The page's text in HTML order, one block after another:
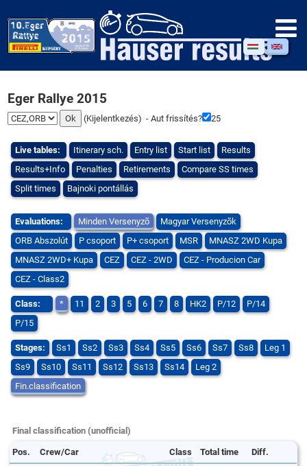
Eger Rallye 2015
(Kijelentkezés) - Aut frissítés? 25
Live tables: Itinerary sch. Entry list Start list
Results
Results+Info
Penalties Retirements
Compare SS times
Split times
Bajnoki pontállás
Evaluations: Minden Versenyzõ
Magyar Versenyzõk
ORB Abszolút
P csoport P+ csoport MSR
MNASZ 2WD Kupa
MNASZ 2WD+ Kupa
CEZ CEZ - 2WD
CEZ - Producion Car
CEZ - Class2
Class: * 11 2 3 5 6 7 8 HK2 P/12
P/14
P/15
Stages: Ss1 Ss2 Ss3 Ss4 Ss5 Ss6 Ss7 Ss8
Leg 1
Ss9
Ss10 Ss11 Ss12 Ss13 Ss14
Leg 2
Fin.classification
Final classification (unofficial)
Pos. Crew/Car Class Total time Diff.